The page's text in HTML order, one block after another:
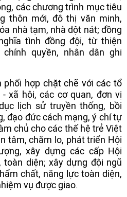
các chương trình mục tiêu
thôn mới, đô thị văn minh,
nhà tạm, nhà dột nát; đồng
tình đồng đội, từ thiện
quyền, nhân dân ghi
hợp chặt chẽ với các tổ
xã hội, các cơ quan, đơn vị
lịch sử truyền thống, bồi
đạo đức cách mạng, ý chí tự
chủ cho các thế hệ trẻ Việt
tâm, chăm lo, phát triển Hội
xây dựng các cấp Hội
diện; xây dựng đội ngũ
chất, năng lực toàn diện,
vụ được giao.